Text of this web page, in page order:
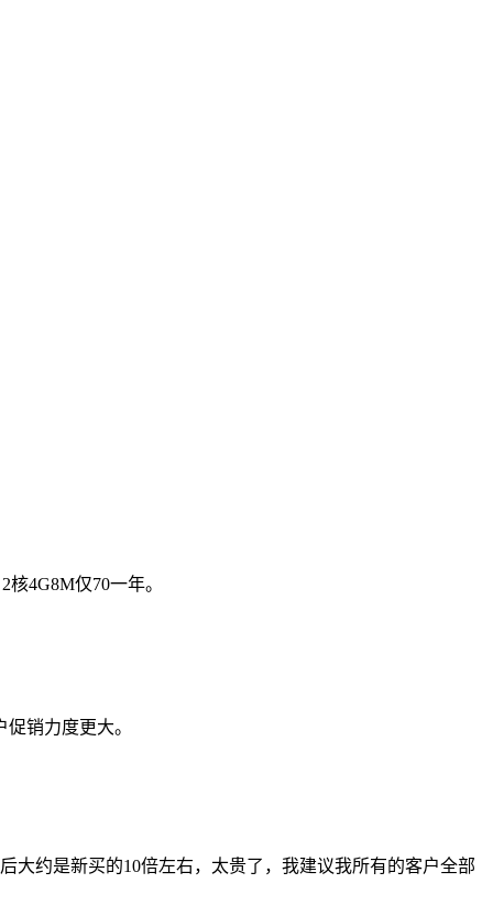
4G8M仅70一年。
销力度更大。
大约是新买的10倍左右，太贵了，我建议我所有的客户全部